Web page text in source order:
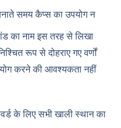
समय कैप्स का उपयोग न
का नाम इस तरह से लिखा
रूप से दोहराए गए वर्णों
करने की आवश्यकता नहीं
के लिए सभी खाली स्थान का